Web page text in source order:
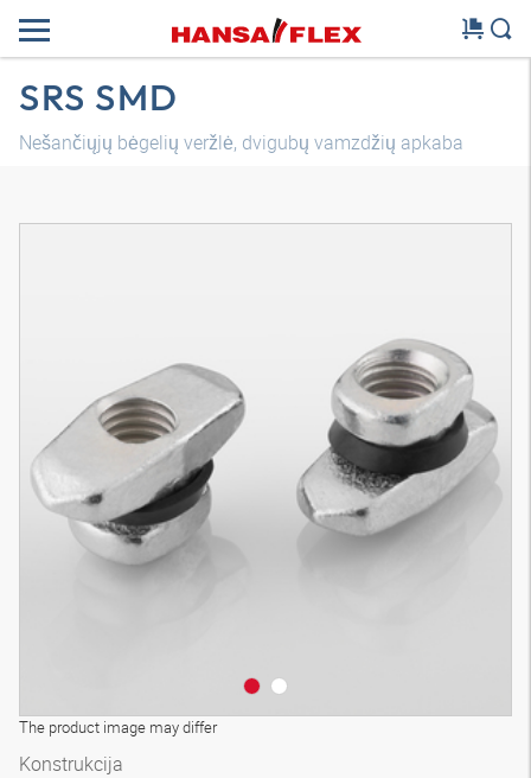
SRS SMD
Nešančiųjų bėgelių veržlė, dvigubų vamzdžių apkaba
The product image may differ
Konstrukcija